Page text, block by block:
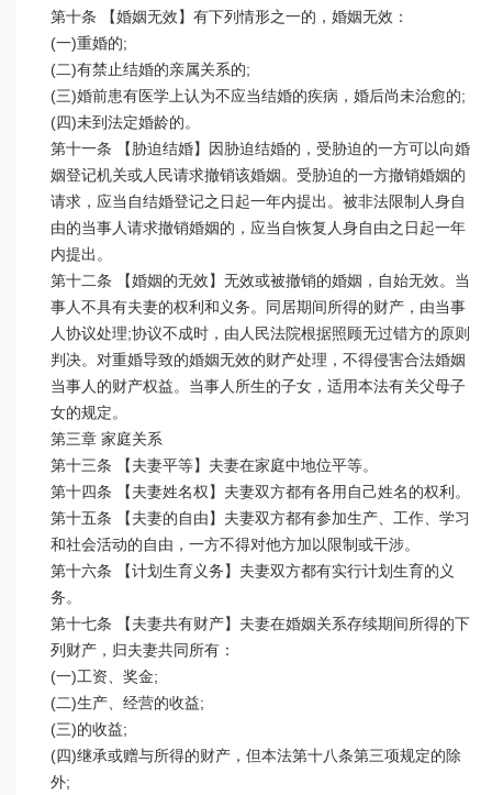
第十条 【婚姻无效】有下列情形之一的，婚姻无效：
(一)重婚的;
(二)有禁止结婚的亲属关系的;
(三)婚前患有医学上认为不应当结婚的疾病，婚后尚未治愈的;
(四)未到法定婚龄的。
第十一条 【胁迫结婚】因胁迫结婚的，受胁迫的一方可以向婚
姻登记机关或人民请求撤销该婚姻。受胁迫的一方撤销婚姻的
请求，应当自结婚登记之日起一年内提出。被非法限制人身自
由的当事人请求撤销婚姻的，应当自恢复人身自由之日起一年
内提出。
第十二条 【婚姻的无效】无效或被撤销的婚姻，自始无效。当
事人不具有夫妻的权利和义务。同居期间所得的财产，由当事
人协议处理;协议不成时，由人民法院根据照顾无过错方的原则
判决。对重婚导致的婚姻无效的财产处理，不得侵害合法婚姻
当事人的财产权益。当事人所生的子女，适用本法有关父母子
女的规定。
第三章 家庭关系
第十三条 【夫妻平等】夫妻在家庭中地位平等。
第十四条 【夫妻姓名权】夫妻双方都有各用自己姓名的权利。
第十五条 【夫妻的自由】夫妻双方都有参加生产、工作、学习
和社会活动的自由，一方不得对他方加以限制或干涉。
第十六条 【计划生育义务】夫妻双方都有实行计划生育的义
务。
第十七条 【夫妻共有财产】夫妻在婚姻关系存续期间所得的下
列财产，归夫妻共同所有：
(一)工资、奖金;
(二)生产、经营的收益;
(三)的收益;
(四)继承或赠与所得的财产，但本法第十八条第三项规定的除
外;